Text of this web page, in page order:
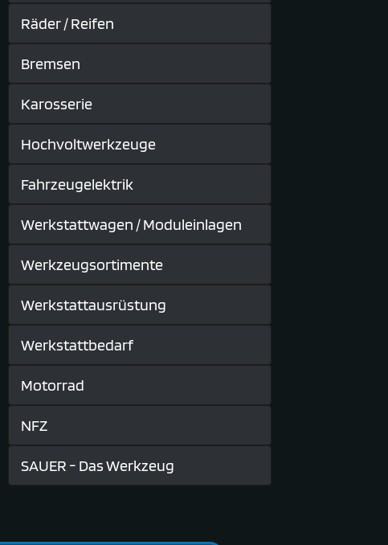
Räder / Reifen
Bremsen
Karosserie
Hochvoltwerkzeuge
Fahrzeugelektrik
Werkstattwagen / Moduleinlagen
Werkzeugsortimente
Werkstattausrüstung
Werkstattbedarf
Motorrad
NFZ
SAUER - Das Werkzeug